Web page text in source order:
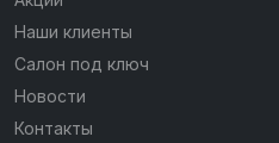
Наши клиенты
Салон под ключ
Новости
Контакты